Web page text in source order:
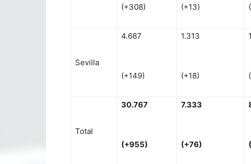
(+308) (+13)
Sevilla
4.687
(+149)
1.313
(+18)
Total
30.767
(+955)
7.333
(+76) (